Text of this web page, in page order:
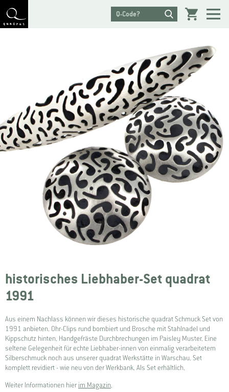
historisches Liebhaber-Set quadrat
1991
Aus einem Nachlass können wir dieses historische quadrat Schmuck Set von
1991 anbieten. Ohr-Clips rund bombiert und Brosche mit Stahlnadel und
Kippschutz hinten. Handgefräste Durchbrechungen im Paisley Muster. Eine
seltene Gelegenheit für echte Liebhaber-innen von einmalig verarbeitetem
Silberschmuck noch aus unserer quadrat Werkstätte in Warschau. Set
komplett revidiert - wie neu von der Werkbank. Als Set erhältlich.
Weiter Informationen hier im Magazin.